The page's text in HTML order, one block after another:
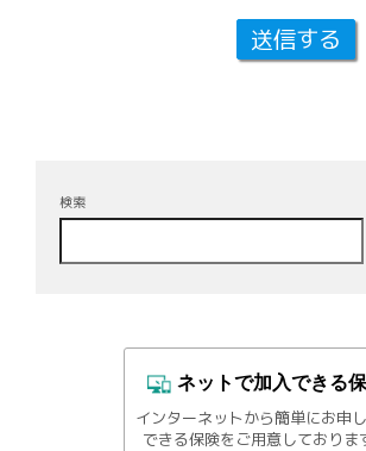
検索
ネットで加入できる
インターネットから簡単にお申
できる保険をご用意しておりま